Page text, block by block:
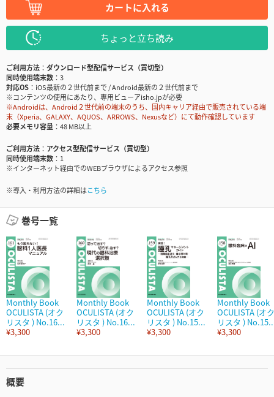
カートに入れる
ちょっと立ち読み
ご利用方法
ダウンロード型配信サービス（買切型）
同時使用端末数
3
対応OS
iOS最新の２世代前まで / Android最新の２世代前まで
※コンテンツの使用にあたり、専用ビューアisho.jpが必要
※Androidは、Android２世代前の端末のうち、国内キャリア経由で販売されている端
末（Xperia、GALAXY、AQUOS、ARROWS、Nexusなど）にて動作確認しています
必要メモリ容量
48 MB以上
ご利用方法
アクセス型配信サービス（買切型）
同時使用端末数
1
※インターネット経由でのWEBブラウザによるアクセス参照
※導入・利用方法の詳細はこちら
巻号一覧
Monthly Book
OCULISTA (オク
リスタ ) No.16...
¥3,300
Monthly Book
OCULISTA (オク
リスタ ) No.16...
¥3,300
Monthly Book
OCULISTA (オク
リスタ ) No.15...
¥3,300
Monthly Book
OCULISTA (オク
リスタ )
¥3,300
概要